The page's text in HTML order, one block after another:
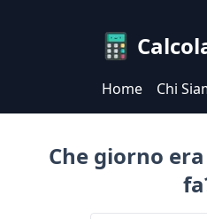
Home Chi
Che giorno